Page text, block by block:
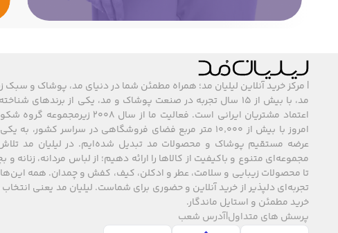
| مرکز خرید آنلاین لیلیان مد؛ همراه مطمئن شما در دنیای مد، پوشاک و سبک
مد، با بیش از ۱۵ سال تجربه در صنعت پوشاک و مد، یکی از برندهای
اعتماد مشتریان ایرانی است. فعالیت ما از سال ۲۰۰۸
امروز با بیش از ۱۰٬۰۰۰ متر مربع فضای فروشگاهی در سراسر کشور،
عرضه مستقیم پوشاک و محصولات مد تبدیل شده‌ایم. در لیلیان مد
مجموعه‌ای متنوع و باکیفیت از کالاها را ارائه دهیم؛ از لباس مردانه، زنانه و
تا محصولات زیبایی و سلامت، عطر و ادکلن، کیف، کفش و چمدان. همه
تجربه‌ای دلپذیر از خرید آنلاین و حضوری برای شماست. لیلیان مد یعنی
خرید مطمئن و استایل ماندگار.
پرسش های متداول|آدرس شعب